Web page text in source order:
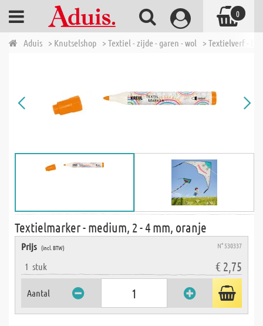
Aduis > Knutselshop > Textiel - zijde - garen - wol > Textielverf -
Textielmarker - medium, 2 - 4 mm, oranje
Prijs (incl. BTW) N° 530337
1 stuk € 2,75
Aantal
0